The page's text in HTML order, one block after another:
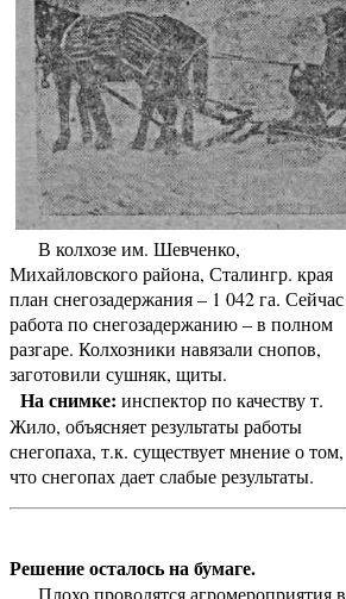
В колхозе им. Шевченко,
Михайловского района, Сталингр. края
план снегозадержания – 1 042 га. Сейчас
работа по снегозадержанию – в полном
разгаре. Колхозники навязали снопов,
заготовили сушняк, щиты.
На снимке: инспектор по качеству т.
Жило, объясняет результаты работы
снегопаха, т.к. существует мнение о том,
что снегопах дает слабые результаты.
Решение осталось на бумаге.
Плохо проводятся агромероприятия в